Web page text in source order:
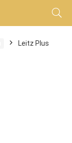
Leitz Plus